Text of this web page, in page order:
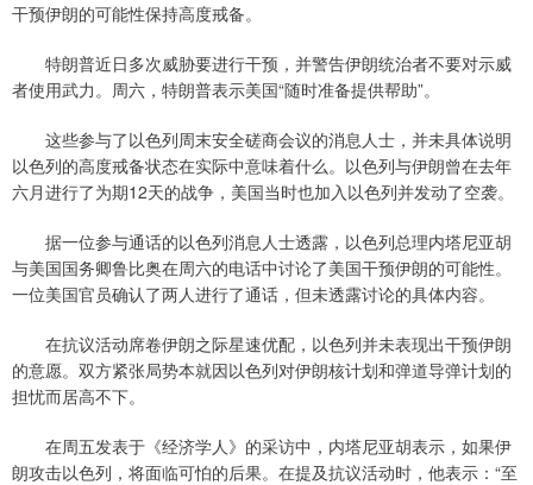
干预伊朗的可能性保持高度戒备。
特朗普近日多次威胁要进行干预，并警告伊朗统治者不要对示威
者使用武力。周六，特朗普表示美国“随时准备提供帮助”。
这些参与了以色列周末安全磋商会议的消息人士，并未具体说明
以色列的高度戒备状态在实际中意味着什么。以色列与伊朗曾在去年
六月进行了为期12天的战争，美国当时也加入以色列并发动了空袭。
据一位参与通话的以色列消息人士透露，以色列总理内塔尼亚胡
与美国国务卿鲁比奥在周六的电话中讨论了美国干预伊朗的可能性。
一位美国官员确认了两人进行了通话，但未透露讨论的具体内容。
在抗议活动席卷伊朗之际星速优配，以色列并未表现出干预伊朗
的意愿。双方紧张局势本就因以色列对伊朗核计划和弹道导弹计划的
担忧而居高不下。
在周五发表于《经济学人》的采访中，内塔尼亚胡表示，如果伊
朗攻击以色列，将面临可怕的后果。在提及抗议活动时，他表示：“至